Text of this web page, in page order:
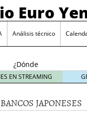
Euro
Análisis técnico
¿Dónde
invertir
en
octubre
31, 2024
EN STREAMING
BANCOS JAPONESES